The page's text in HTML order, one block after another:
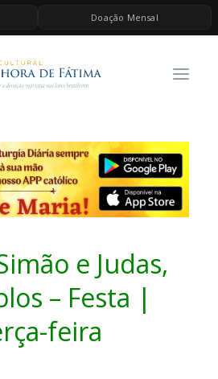
Doação Mensal
CATÓLICAS
e Judas,
– Festa |
feira